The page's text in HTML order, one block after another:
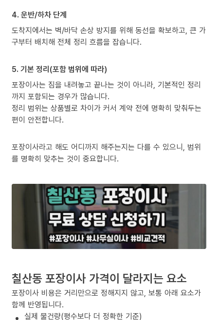
4. 운반/하차 단계
도착지에서는 벽/바닥 손상 방지를 위해 동선을 확보하고, 큰 가
구부터 배치해 전체 정리 흐름을 잡습니다.
5. 기본 정리(포함 범위에 따라)
포장이사는 짐을 내려놓고 끝나는 것이 아니라, 기본적인 정리
까지 포함되는 경우가 많습니다.
정리 범위는 상품별로 차이가 커서 계약 전에 명확히 맞춰두는
편이 안전합니다.
포장이사라고 해도 어디까지 해주는지는 다를 수 있으니, 범위
를 명확히 맞추는 것이 중요합니다.
칠산동 포장이사 가격이 달라지는 요소
포장이사 비용은 거리만으로 정해지지 않고, 보통 아래 요소가
함께 반영됩니다.
실제 물건량(평수보다 더 정확한 기준)